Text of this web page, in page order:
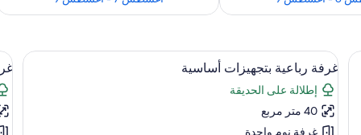
عازلة للصوت وواي فاي مجانًا
استعراض
جميع
صور
غرفة
ملاءات للفراش لا تسبب الحساسية
15
غرفة رباعية بتجهيزات أساسية
إطلالة على الحديقة
40 متر مربع
غرفة نوم واحدة